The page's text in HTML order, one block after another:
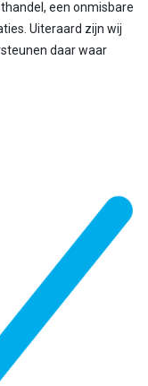
een onmisbare
Uiteraard zijn wij
daar waar